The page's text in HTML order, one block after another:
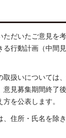
ただいたご意見を
る行動計画（中間
取扱いについては
意見募集期間終了
を公表します。
、住所・氏名を除